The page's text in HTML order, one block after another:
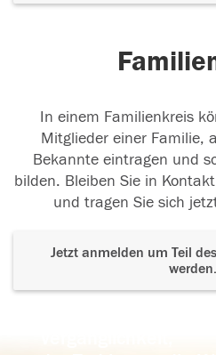
In einem Familienkreis
Mitglieder einer Familie,
Bekannte eintragen und
bilden. Bleiben Sie in
und tragen Sie sich
Jetzt anmelden um Teil
werden.